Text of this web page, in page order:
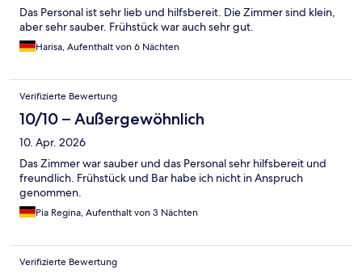
Das Personal ist sehr lieb und hilfsbereit. Die Zimmer sind klein,
aber sehr sauber. Frühstück war auch sehr gut.
Harisa, Aufenthalt von 6 Nächten
Verifizierte Bewertung
10/10 – Außergewöhnlich
10. Apr. 2026
Das Zimmer war sauber und das Personal sehr hilfsbereit und
freundlich. Frühstück und Bar habe ich nicht in Anspruch
genommen.
Pia Regina, Aufenthalt von 3 Nächten
Verifizierte Bewertung